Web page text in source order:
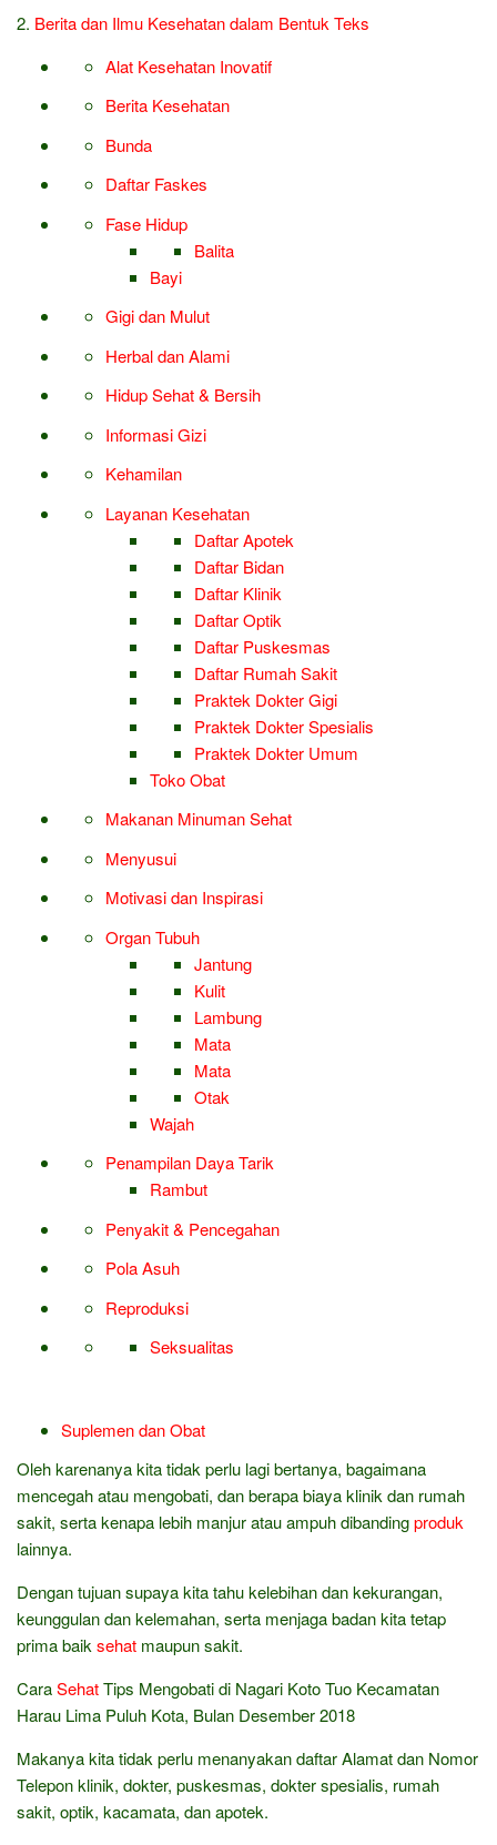
2. Berita dan Ilmu Kesehatan dalam Bentuk Teks
Alat Kesehatan Inovatif
Berita Kesehatan
Bunda
Daftar Faskes
Fase Hidup
Balita
Bayi
Gigi dan Mulut
Herbal dan Alami
Hidup Sehat & Bersih
Informasi Gizi
Kehamilan
Layanan Kesehatan
Daftar Apotek
Daftar Bidan
Daftar Klinik
Daftar Optik
Daftar Puskesmas
Daftar Rumah Sakit
Praktek Dokter Gigi
Praktek Dokter Spesialis
Praktek Dokter Umum
Toko Obat
Makanan Minuman Sehat
Menyusui
Motivasi dan Inspirasi
Organ Tubuh
Jantung
Kulit
Lambung
Mata
Mata
Otak
Wajah
Penampilan Daya Tarik
Rambut
Penyakit & Pencegahan
Pola Asuh
Reproduksi
Seksualitas
Suplemen dan Obat
Oleh karenanya kita tidak perlu lagi bertanya, bagaimana
mencegah atau mengobati, dan berapa biaya klinik dan rumah
sakit, serta kenapa lebih manjur atau ampuh dibandingproduk
lainnya.
Dengan tujuan supaya kita tahu kelebihan dan kekurangan,
keunggulan dan kelemahan, serta menjaga badan kita tetap
prima baik sehat maupun sakit.
CaraSehatTips Mengobati di Nagari Koto Tuo Kecamatan
Harau Lima Puluh Kota, Bulan Desember 2018
Makanya kita tidak perlu menanyakan daftar Alamat dan Nomor
Telepon klinik, dokter, puskesmas, dokter spesialis, rumah
sakit, optik, kacamata, dan apotek.